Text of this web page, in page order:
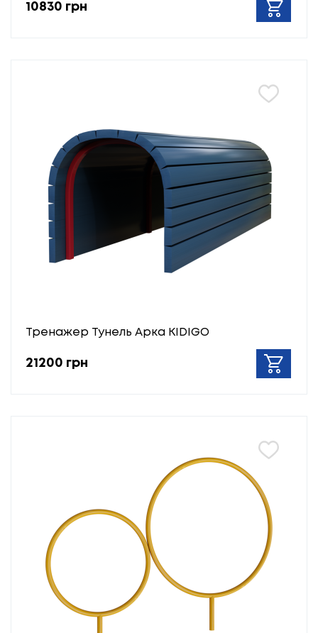
10830 грн
Тренажер Тунель Арка KIDIGO
21200 грн